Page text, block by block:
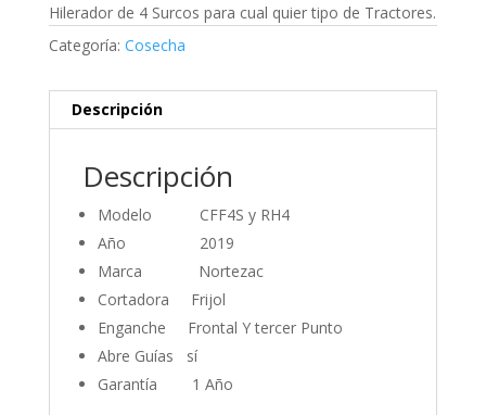
Hilerador de 4 Surcos para cual quier tipo de Tractores.
Categoría: Cosecha
Descripción
Descripción
Modelo CFF4S y RH4
Año 2019
Marca Nortezac
Cortadora Frijol
Enganche Frontal Y tercer Punto
Abre Guías sí
Garantía 1 Año